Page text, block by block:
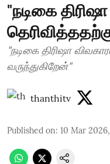
"நடிகை
"நடிகை திரிஷா
வருந்துகிறேன்"
thanthitv
Published on: 10 Mar